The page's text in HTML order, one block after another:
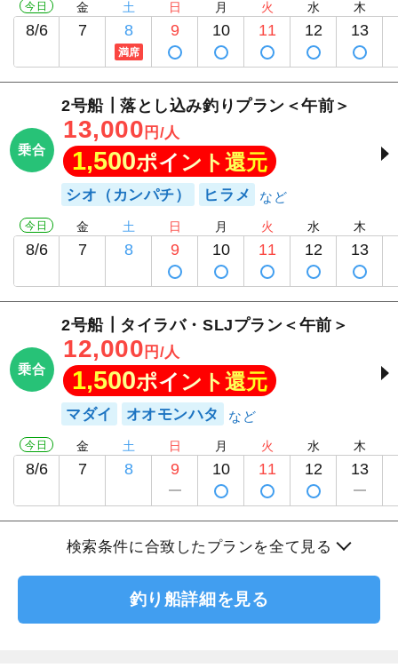
今日
8/6
金
7
土
8
満席
日
9
月
10
火
11
水
12
木
13
乗合
2号船┃落とし込み釣りプラン＜午前＞
13,000 円/人
1,500ポイント還元
シオ（カンパチ） ヒラメ
今日
8/6
金
7
土
8
日
9
月
10
火
11
水
12
木
13
乗合
2号船┃タイラバ・SLJプラン＜午前＞
12,000 円/人
1,500ポイント還元
マダイ オオモンハタ
今日
8/6
金
7
土
8
日
9
月
10
火
11
水
12
木
13
検索条件に合致したプランを全て見る
釣り船詳細を見る